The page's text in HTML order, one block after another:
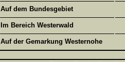
Auf dem Bundesgebiet
Im Bereich Westerwald
Auf der Gemarkung Westernohe